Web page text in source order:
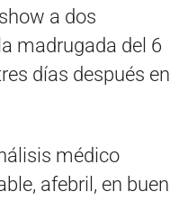
a dos
madrugada del 6
días después en
médico
afebril, en buen